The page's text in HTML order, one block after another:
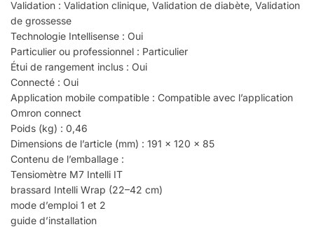
Validation : Validation clinique, Validation de diabète, Validation
de grossesse
Technologie Intellisense : Oui
Particulier ou professionnel : Particulier
Étui de rangement inclus : Oui
Connecté : Oui
Application mobile compatible : Compatible avec l’application
Omron connect
Poids (kg) : 0,46
Dimensions de l’article (mm) : 191 x 120 x 85
Contenu de l’emballage :
Tensiomètre M7 Intelli IT
brassard Intelli Wrap (22–42 cm)
mode d’emploi 1 et 2
guide d’installation